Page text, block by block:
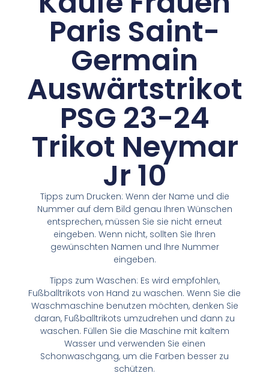
Paris Saint-
Germain
Auswärtstrikot
PSG 23-24
Trikot Neymar
Jr 10
Tipps zum Drucken: Wenn der Name und die
Nummer auf dem Bild genau Ihren Wünschen
entsprechen, müssen Sie sie nicht erneut
eingeben. Wenn nicht, sollten Sie Ihren
gewünschten Namen und Ihre Nummer
eingeben.
Tipps zum Waschen: Es wird empfohlen,
Fußballtrikots von Hand zu waschen. Wenn Sie die
Waschmaschine benutzen möchten, denken Sie
daran, Fußballtrikots umzudrehen und dann zu
waschen. Füllen Sie die Maschine mit kaltem
Wasser und verwenden Sie einen
Schonwaschgang, um die Farben besser zu
schützen.